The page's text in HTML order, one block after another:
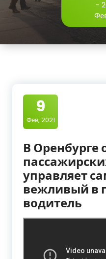
-
9
Фев, 2021
В Оренбурге
управляет
вежливый в
водитель